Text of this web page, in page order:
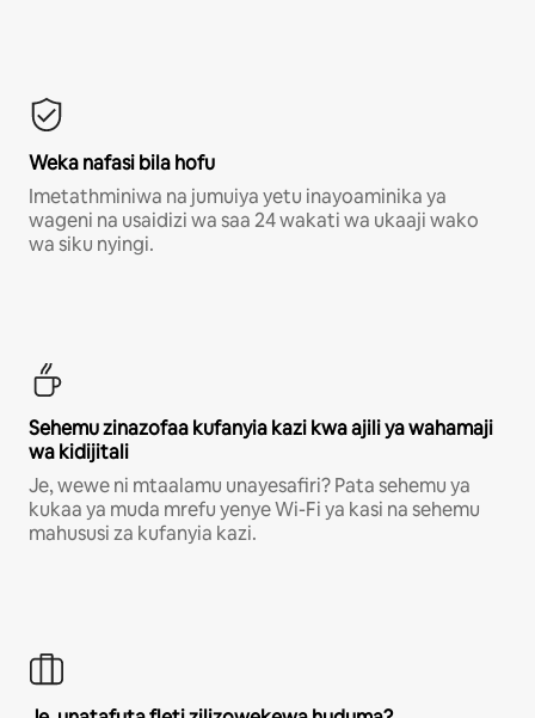
Weka nafasi bila hofu
Imetathminiwa na jumuiya yetu inayoaminika ya
wageni na usaidizi wa saa 24 wakati wa ukaaji wako
wa siku nyingi.
Sehemu zinazofaa kufanyia kazi kwa ajili ya wahamaji
wa kidijitali
Je, wewe ni mtaalamu unayesafiri? Pata sehemu ya
kukaa ya muda mrefu yenye Wi-Fi ya kasi na sehemu
mahususi za kufanyia kazi.